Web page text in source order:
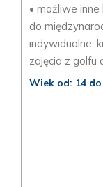
• możliwe
do
indywidualne,
zajęcia z golfu
Wiek od: 14